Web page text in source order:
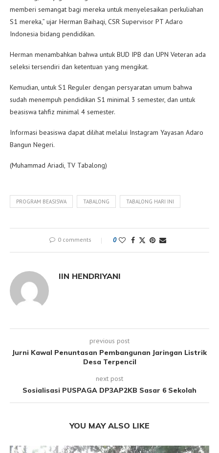
memberi semangat bagi mereka untuk menyelesaikan perkuliahan
S1 mereka,” ujar Herman Baihaqi, CSR Supervisor PT Adaro
Indonesia bidang pendidikan.
Herman menambahkan bahwa untuk BUD IPB dan UPN Veteran ada
seleksi tersendiri dan ketentuan yang mengikat.
Kemudian, untuk S1 Reguler dengan persyaratan umum bahwa
sudah menempuh pendidikan S1 minimal 3 semester, dan untuk
beasiswa tahfiz minimal 4 semester.
Informasi beasiswa dapat dilihat melalui Instagram Yayasan Adaro
Bangun Negeri.
(Muhammad Ariadi, TV Tabalong)
PROGRAM BEASISWA TABALONG TABALONG HARI INI
0 comments 0
IIN HENDRIYANI
previous post
Jurni Kawal Penuntasan Pembangunan Jaringan Listrik
Desa Terpencil
next post
Sosialisasi PUSPAGA DP3AP2KB Sasar 6 Sekolah
YOU MAY ALSO LIKE